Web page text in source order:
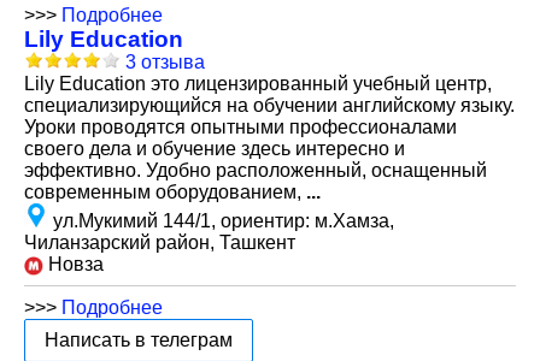
>>> Подробнее
Lily Education
3 отзыва
Lily Education это лицензированный учебный центр,
специализирующийся на обучении английскому языку.
Уроки проводятся опытными профессионалами
своего дела и обучение здесь интересно и
эффективно. Удобно расположенный, оснащенный
современным оборудованием, ...
ул.Мукимий 144/1, ориентир: м.Хамза,
Чиланзарский район, Ташкент
Новза
>>> Подробнее
Написать в телеграм